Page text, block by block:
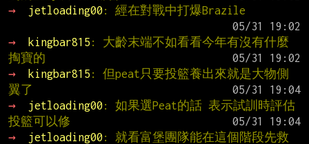
→
jetloading00 : 經在對戰中打爆Brazile
→
kingbar815 : 大齡末端不如看看今年有沒有什麼
掏寶的
→
kingbar815 : 但peat只要投籃養出來就是大物側
翼了
→
jetloading00 : 如果選Peat的話 表示試訓時評估
投籃可以修
→
jetloading00 : 就看富堡團隊能在這個階段先救